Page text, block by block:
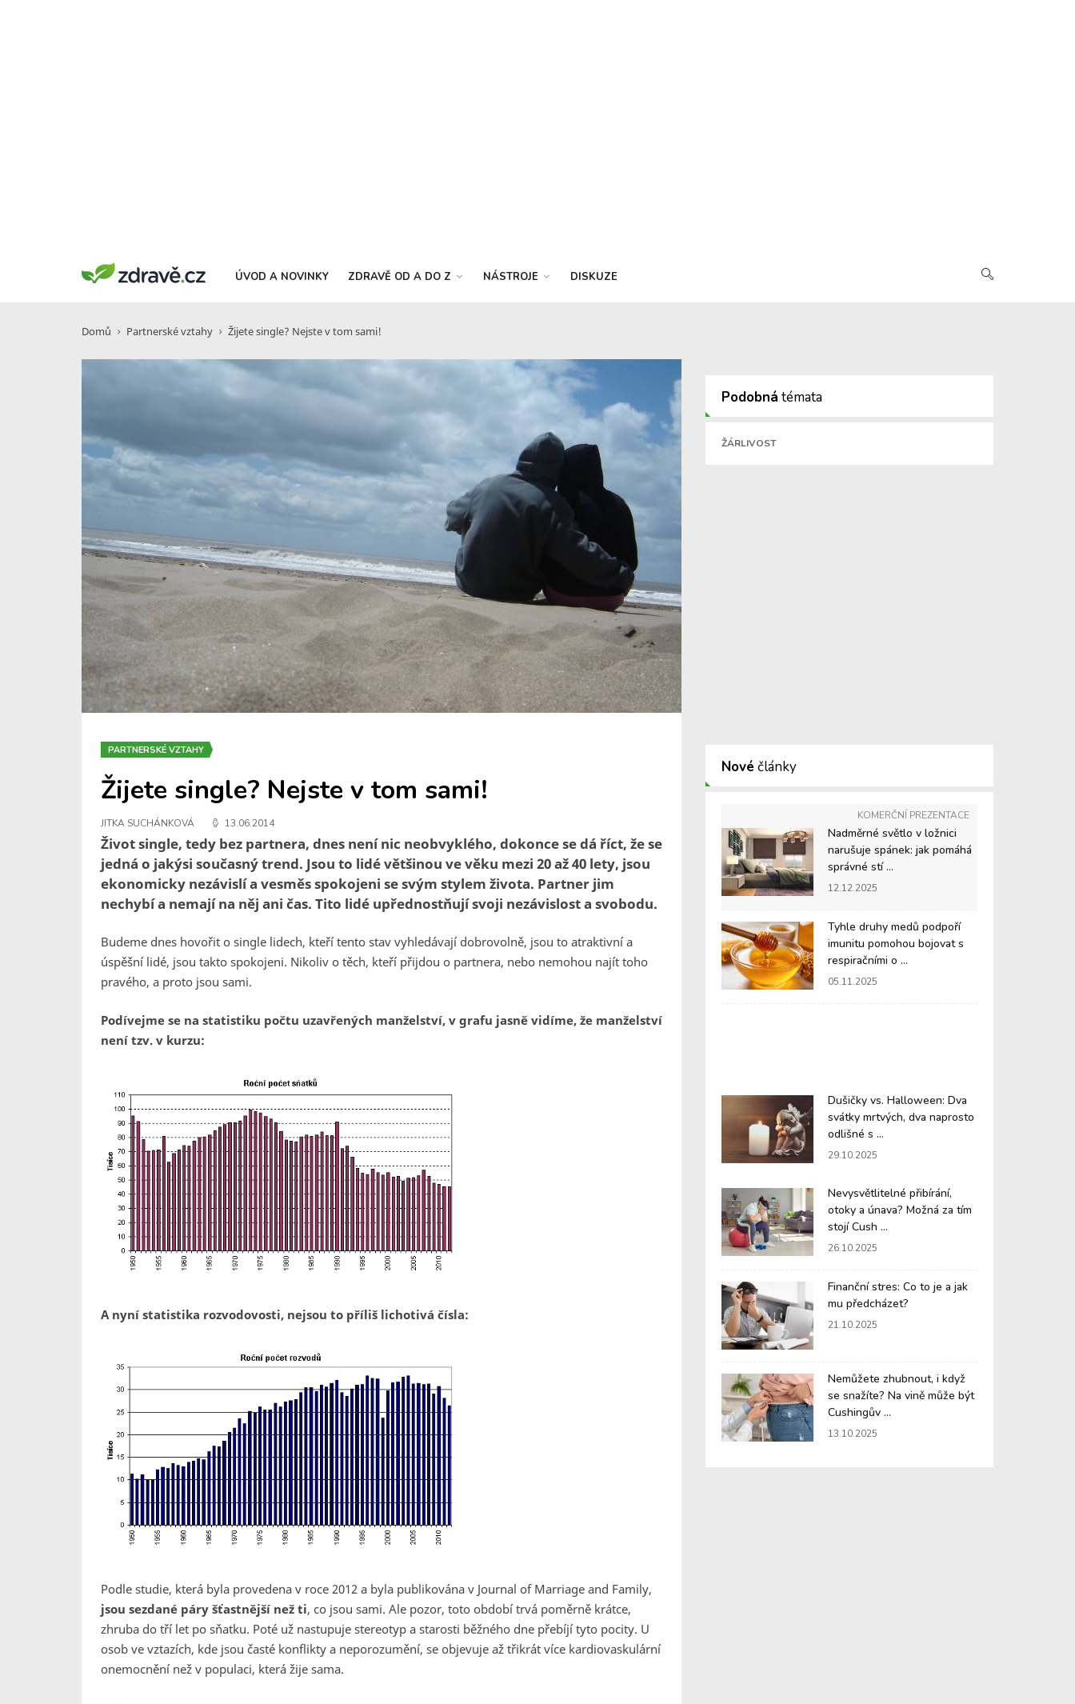
ÚVOD A NOVINKY ZDRAVĚ OD A DO Z NÁSTROJE DISKUZE
Domů Partnerské vztahy Žijete single? Nejste v tom sami!
PARTNERSKÉ VZTAHY
Žijete single? Nejste v tom sami!
JITKA SUCHÁNKOVÁ 13.06.2014
Život single, tedy bez partnera, dnes není nic neobvyklého, dokonce se dá říct, že se
jedná o jakýsi současný trend. Jsou to lidé většinou ve věku mezi 20 až 40 lety, jsou
ekonomicky nezávislí a vesměs spokojeni se svým stylem života. Partner jim
nechybí a nemají na něj ani čas. Tito lidé upřednostňují svoji nezávislost a svobodu.
Budeme dnes hovořit o single lidech, kteří tento stav vyhledávají dobrovolně, jsou to atraktivní a
úspěšní lidé, jsou takto spokojeni. Nikoliv o těch, kteří přijdou o partnera, nebo nemohou najít toho
pravého, a proto jsou sami.
Podívejme se na statistiku počtu uzavřených manželství, v grafu jasně vidíme, že manželství
není tzv. v kurzu:
A nyní statistika rozvodovosti, nejsou to příliš lichotivá čísla:
Podle studie, která byla provedena v roce 2012 a byla publikována v Journal of Marriage and Family,
jsou sezdané páry šťastnější než ti, co jsou sami. Ale pozor, toto období trvá poměrně krátce,
zhruba do tří let po sňatku. Poté už nastupuje stereotyp a starosti běžného dne přebíjí tyto pocity. U
osob ve vztazích, kde jsou časté konflikty a neporozumění, se objevuje až třikrát více kardiovaskulární
onemocnění než v populaci, která žije sama.
Podobná témata
ŽÁRLIVOST
Nové články
KOMERČNÍ PREZENTACE
Nadměrné světlo v ložnici
narušuje spánek: jak pomáhá
správné stí ...
12.12.2025
Tyhle druhy medů podpoří
imunitu pomohou bojovat s
respiračními o ...
05.11.2025
Dušičky vs. Halloween: Dva
svátky mrtvých, dva naprosto
odlišné s ...
29.10.2025
Nevysvětlitelné přibírání,
otoky a únava? Možná za tím
stojí Cush ...
26.10.2025
Finanční stres: Co to je a jak
mu předcházet?
21.10.2025
Nemůžete zhubnout, i když
se snažíte? Na vině může být
Cushingův ...
13.10.2025